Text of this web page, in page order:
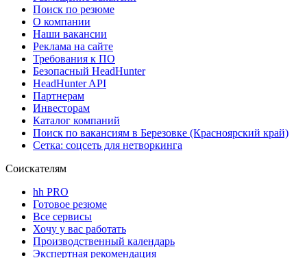
Поиск по резюме
О компании
Наши вакансии
Реклама на сайте
Требования к ПО
Безопасный HeadHunter
HeadHunter API
Партнерам
Инвесторам
Каталог компаний
Поиск по вакансиям в Березовке (Красноярский край)
Сетка: соцсеть для нетворкинга
Соискателям
hh PRO
Готовое резюме
Все сервисы
Хочу у вас работать
Производственный календарь
Экспертная рекомендация